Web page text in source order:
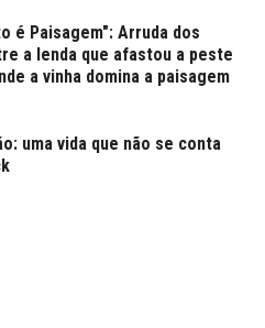
é Paisagem": Arruda dos
a lenda que afastou a peste
a vinha domina a paisagem
uma vida que não se conta